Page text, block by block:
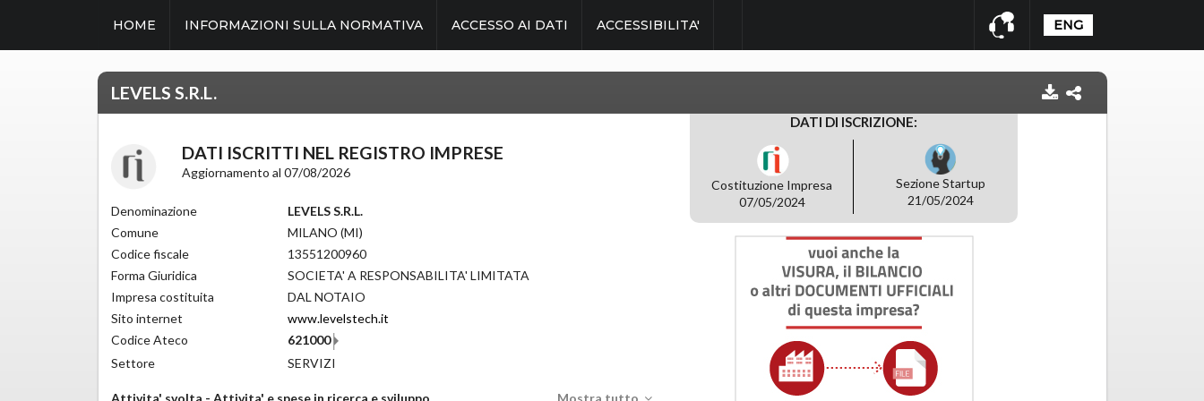
HOME INFORMAZIONI SULLA NORMATIVA ACCESSO AI DATI ACCESSIBILITA' ENG
LEVELS S.R.L.
DATI ISCRITTI NEL REGISTRO IMPRESE
Aggiornamento al 07/08/2026
Denominazione
LEVELS S.R.L.
Comune
MILANO (MI)
Codice fiscale
13551200960
Forma Giuridica
SOCIETA' A RESPONSABILITA' LIMITATA
Impresa costituita
DAL NOTAIO
Sito internet
www.levelstech.it
Codice Ateco
621000
Settore
SERVIZI
DATI DI ISCRIZIONE:
Costituzione Impresa
07/05/2024
Sezione Startup
21/05/2024